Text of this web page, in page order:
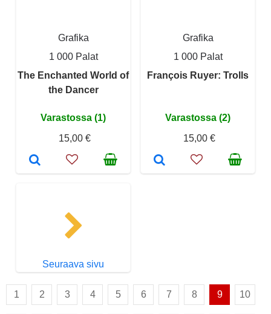
Grafika
1 000 Palat
The Enchanted World of
the Dancer
Varastossa (1)
15,00 €
Grafika
1 000 Palat
François Ruyer: Trolls
Varastossa (2)
15,00 €
Seuraava sivu
1 2 3 4 5 6 7 8 9 10